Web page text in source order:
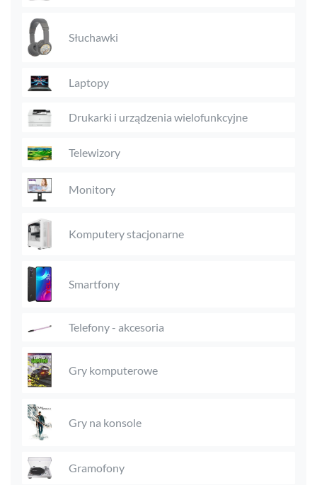
Słuchawki
Laptopy
Drukarki i urządzenia wielofunkcyjne
Telewizory
Monitory
Komputery stacjonarne
Smartfony
Telefony - akcesoria
Gry komputerowe
Gry na konsole
Gramofony